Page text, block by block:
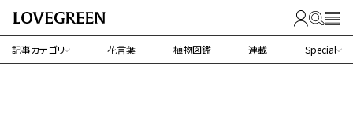
記事カテゴリ 花言葉 植物図鑑 連載 Special